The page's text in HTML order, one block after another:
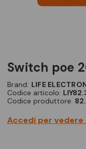
switch poe
Brand: LIFE
Codice articolo:
Codice produttore:
Accedi per vedere